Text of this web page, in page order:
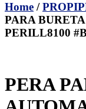
Home /
PARA
PERILL8100
PERA